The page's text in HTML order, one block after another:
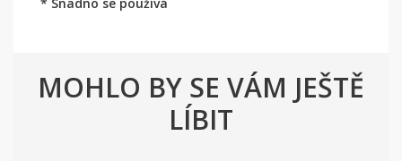
MOHLO BY SE VÁM JEŠTĚ
LÍBIT